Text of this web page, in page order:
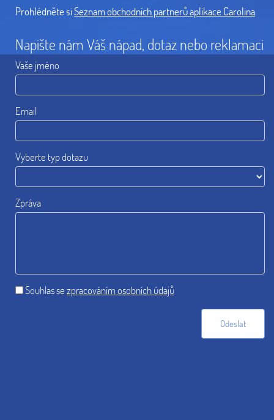
Prohlédněte siSeznam obchodních partnerů aplikace Carolina
Napište nám Váš nápad, dotaz nebo reklamaci
Vaše jméno
Email
Vyberte typ dotazu
Zpráva
Souhlas sezpracováním osobních údajů
Odeslat